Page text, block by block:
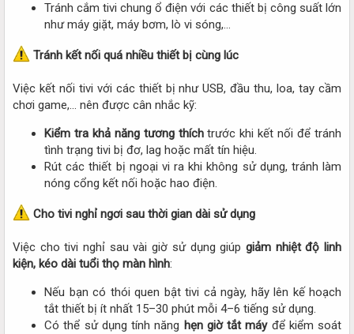
Tránh cắm tivi chung ổ điện với các thiết bị công suất lớn
như máy giặt, máy bơm, lò vi sóng,…​
Tránh kết nối quá nhiều thiết bị cùng lúc
Việc kết nối tivi với các thiết bị như USB, đầu thu, loa, tay cầm
chơi game,... nên được cân nhắc kỹ:​
Kiểm tra khả năng tương thíchtrước khi kết nối để tránh
tình trạng tivi bị đơ, lag hoặc mất tín hiệu.​
Rút các thiết bị ngoại vi ra khi không sử dụng, tránh làm
nóng cổng kết nối hoặc hao điện.​
Cho tivi nghỉ ngơi sau thời gian dài sử dụng
Việc cho tivi nghỉ sau vài giờ sử dụng giúp giảm nhiệt độ linh
kiện, kéo dài tuổi thọ màn hình:​
Nếu bạn có thói quen bật tivi cả ngày, hãy lên kế hoạch
tắt thiết bị ít nhất 15–30 phút mỗi 4–6 tiếng sử dụng.​
Có thể sử dụng tính năng hẹn giờ tắt máyđể kiểm soát